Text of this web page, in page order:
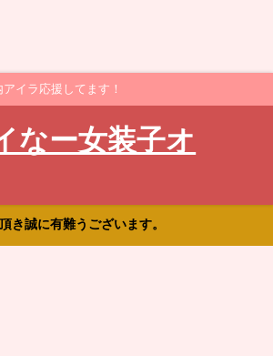
イラ応援してます！
なー女装子オ
き誠に有難うございます。